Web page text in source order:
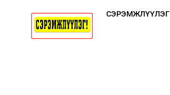
СЭРЭМЖЛҮҮЛЭГ